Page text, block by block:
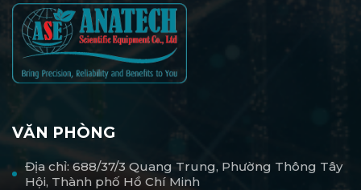
VĂN PHÒNG
Địa chỉ: 688/37/3 Quang Trung, Phường Thông Tây
Hội, Thành phố Hồ Chí Minh